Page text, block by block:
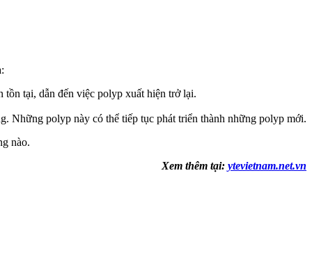
tại, dẫn đến việc polyp xuất hiện trở lại.
Những polyp này có thể tiếp tục phát triển thành những polyp mới.
nào.
Xem thêm tại: ytevietnam.net.vn